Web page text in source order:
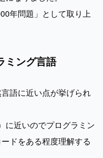
年問題」として取り上
ミング言語
語に近い点が挙げられ
に近いのでプログラミン
ドをある程度理解する